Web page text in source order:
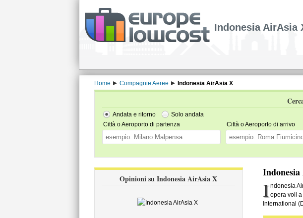
Indonesia AirAsia
Home Compagnie Aeree Indonesia AirAsia X
Andata e ritorno
Solo andata
Città o Aeroporto di partenza
Città o Aeroporto di arrivo
Opinioni su Indonesia AirAsia X I ndonesia
opera voli
International